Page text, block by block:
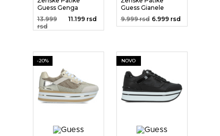
Guess Genga
13.999
rsd
11.199 rsd
Guess Gianele
Sneaker Cups...
9.999 rsd 6.999 rsd
-20% NOVO